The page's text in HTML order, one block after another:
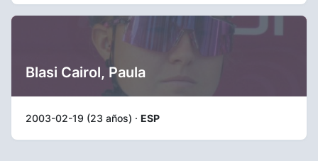
Blasi Cairol, Paula
2003-02-19 (23 años) · ESP